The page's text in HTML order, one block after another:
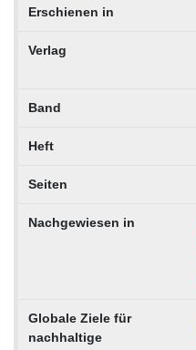
Erschienen in
Verlag
Band
Heft
Seiten
Nachgewiesen in
Globale Ziele für
nachhaltige